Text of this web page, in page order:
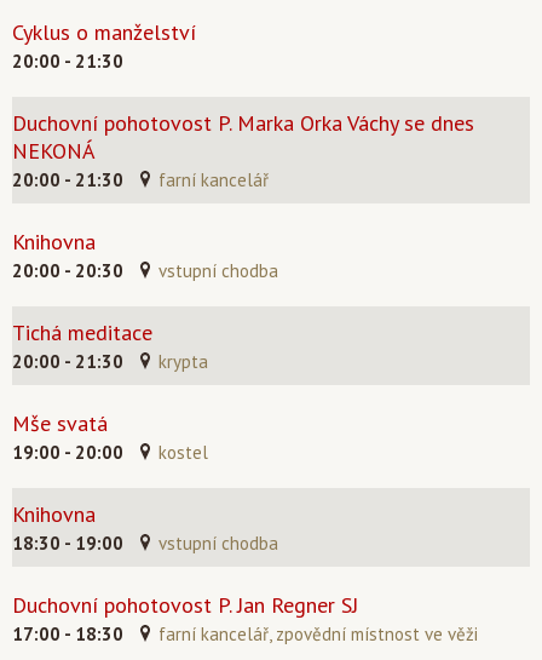
Cyklus o manželství
20:00 - 21:30
Duchovní pohotovost P. Marka Orka Váchy se dnes
NEKONÁ
20:00 - 21:30 farní kancelář
Knihovna
20:00 - 20:30 vstupní chodba
Tichá meditace
20:00 - 21:30 krypta
Mše svatá
19:00 - 20:00 kostel
Knihovna
18:30 - 19:00 vstupní chodba
Duchovní pohotovost P. Jan Regner SJ
17:00 - 18:30 farní kancelář, zpovědní místnost ve věži